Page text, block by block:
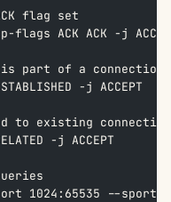
flag set
flags ACK ACK -j
is part of a
-j ACCEPT
to existing
-j ACCEPT
1024:65535 --sport